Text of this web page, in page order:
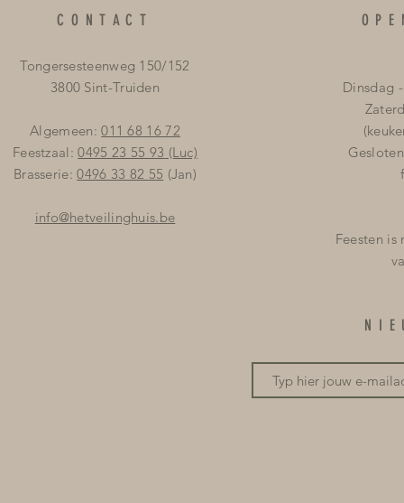
CONTACT
Tongersesteenweg 150/152
3800 Sint-Truiden
Algemeen:011 68 16 72
Feestzaal:0495 23 55 93 (Luc)
Brasserie:0496 33 82 55 (Jan)
info@hetveilinghuis.be
Dinsdag
Feesten